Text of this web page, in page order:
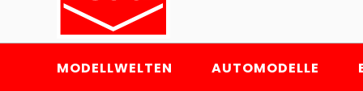
MODELLWELTEN AUTOMODELLE